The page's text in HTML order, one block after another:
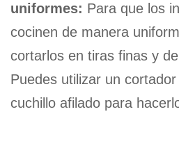
uniformes: Para que los
cocinen de manera
cortarlos en tiras finas y
Puedes utilizar un
cuchillo afilado para